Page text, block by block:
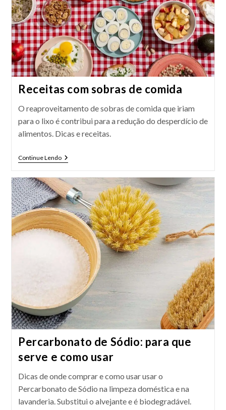
Receitas com sobras de comida
O reaproveitamento de sobras de comida que iriam
para o lixo é contribui para a redução do desperdício de
alimentos. Dicas e receitas.
Continue LendoReceitas
De
Comida
Percarbonato de Sódio: para que
serve e como usar
Dicas de onde comprar e como usar usar o
Percarbonato de Sódio na limpeza doméstica e na
lavanderia. Substitui o alvejante e é biodegradável.